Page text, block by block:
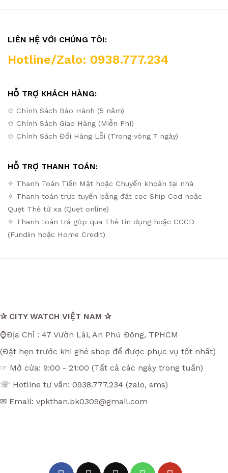
LIÊN HỆ VỚI CHÚNG TÔI:
Hotline/Zalo: 0938.777.234
HỖ TRỢ KHÁCH HÀNG:
✩ Chính Sách Bảo Hành (5 năm)
✩ Chính Sách Giao Hàng (Miễn Phí)
✩ Chính Sách Đổi Hàng Lỗi (Trong vòng 7 ngày)
HỖ TRỢ THANH TOÁN:
✧ Thanh Toán Tiền Mặt hoặc Chuyển khoản tại nhà
✧ Thanh toán trực tuyến bằng đặt cọc Ship Cod hoặc
Quẹt Thẻ từ xa (Quẹt online)
✧ Thanh toán trả góp qua Thẻ tín dụng hoặc CCCD
(Fundiin hoặc Home Credit)
✰ CITY WATCH VIỆT NAM ✰
⌚Địa Chỉ : 47 Vườn Lài, An Phú Đông, TPHCM
(Đặt hẹn trước khi ghé shop để được phục vụ tốt nhất)
☞ Mở cửa: 9:00 - 21:00 (Tất cả các ngày trong tuần)
☏ Hotline tư vấn: 0938.777.234 (zalo, sms)
✉ Email: vpkthan.bk0309@gmail.com